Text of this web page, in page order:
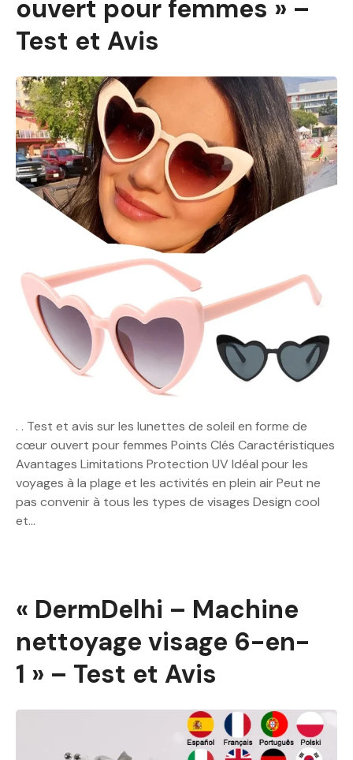
ouvert pour femmes » –
Test et Avis
. . Test et avis sur les lunettes de soleil en forme de
cœur ouvert pour femmes Points Clés Caractéristiques
Avantages Limitations Protection UV Idéal pour les
voyages à la plage et les activités en plein air Peut ne
pas convenir à tous les types de visages Design cool
et…
« DermDelhi – Machine
nettoyage visage 6-en-
1 » – Test et Avis